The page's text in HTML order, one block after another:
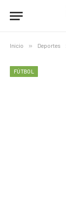
Inicio » Deportes
FÚTBOL